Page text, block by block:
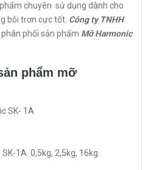
phẩm chuyên sử dụng dành cho
bôi trơn cực tốt. Công ty TNHH
phối sản phẩm Mỡ Harmonic
phẩm mỡ
SK- 1A
1A. 0,5kg, 2,5kg, 16kg.